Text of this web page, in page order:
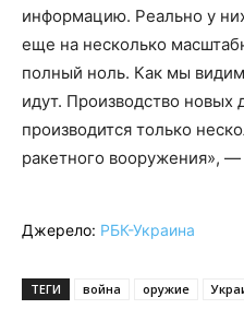
информацию. Реально у
еще на несколько
полный ноль. Как мы
идут. Производство новых
производится только
ракетного вооружения»,
Джерело: РБК-Украина
ТЕГИ война оружие